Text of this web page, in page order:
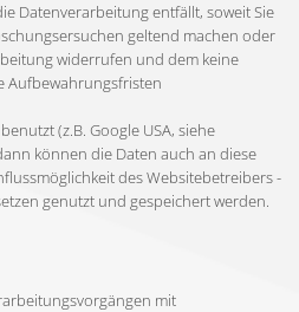
Datenverarbeitung entfällt, soweit Sie
geltend machen oder
widerrufen und dem keine
Aufbewahrungsfristen
(z.B. Google USA, siehe
können die Daten auch an diese
des Websitebetreibers -
genutzt und gespeichert werden.
mit